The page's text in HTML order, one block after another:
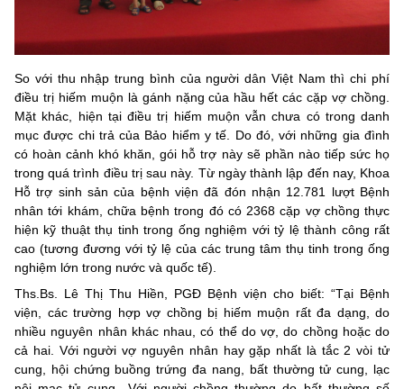
So với thu nhập trung bình của người dân Việt Nam thì chi phí
điều trị hiếm muộn là gánh nặng của hầu hết các cặp vợ chồng.
Mặt khác, hiện tại điều trị hiếm muộn vẫn chưa có trong danh
mục được chi trả của Bảo hiểm y tế. Do đó, với những gia đình
có hoàn cảnh khó khăn, gói hỗ trợ này sẽ phần nào tiếp sức họ
trong quá trình điều trị sau này. Từ ngày thành lập đến nay, Khoa
Hỗ trợ sinh sản của bệnh viện đã đón nhận 12.781 lượt Bệnh
nhân tới khám, chữa bệnh trong đó có 2368 cặp vợ chồng thực
hiện kỹ thuật thụ tinh trong ống nghiệm với tỷ lệ thành công rất
cao (tương đương với tỷ lệ của các trung tâm thụ tinh trong ống
nghiệm lớn trong nước và quốc tế).
Ths.Bs. Lê Thị Thu Hiền, PGĐ Bệnh viện cho biết: “Tại Bệnh
viện, các trường hợp vợ chồng bị hiếm muộn rất đa dạng, do
nhiều nguyên nhân khác nhau, có thể do vợ, do chồng hoặc do
cả hai. Với người vợ nguyên nhân hay gặp nhất là tắc 2 vòi tử
cung, hội chứng buồng trứng đa nang, bất thường tử cung, lạc